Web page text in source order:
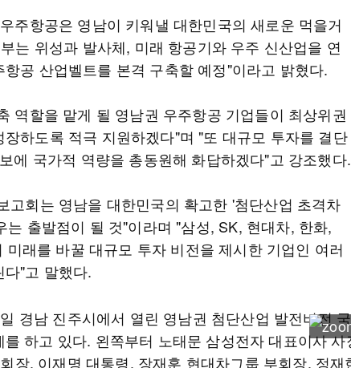
주항공은 영남이 키워낼 대한민국의 새로운 먹을거
는 위성과 발사체, 미래 항공기와 우주 신산업을 연
공 산업벨트를 본격 구축할 예정"이라고 밝혔다.
역할을 맡게 될 영남권 우주항공 기업들이 최상위권
하도록 적극 지원하겠다"며 "또 대규모 투자를 결단
에 국가적 역량을 총동원해 화답하겠다"고 강조했다.
고회는 영남을 대한민국의 확고한 '첨단산업 초격차
는 출발점이 될 것"이라며 "삼성, SK, 현대차, 한화,
미래를 바꿀 대규모 투자 비전을 제시한 기업인 여러
"고 말했다.